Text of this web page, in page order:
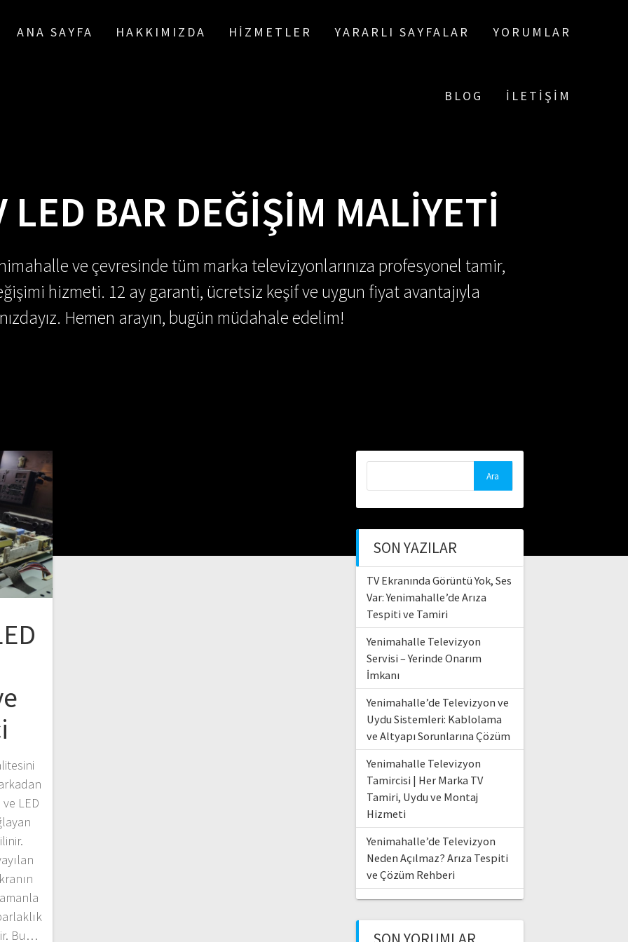
ANA SAYFA HAKKIMIZDA HIZMETLER YARARLI SAYFALAR YORUMLAR
BLOG İLETIŞIM
LED BAR DEĞIŞIM MALIYETI
ve çevresinde tüm marka televizyonlarınıza profesyonel tamir,
hizmeti. 12 ay garanti, ücretsiz keşif ve uygun fiyat avantajıyla
Hemen arayın, bugün müdahale edelim!
LED
Bu…
SON YAZILAR
TV Ekranında Görüntü Yok, Ses
Var: Yenimahalle’de Arıza
Tespiti ve Tamiri
Yenimahalle Televizyon
Servisi – Yerinde Onarım
İmkanı
Yenimahalle’de Televizyon ve
Uydu Sistemleri: Kablolama
ve Altyapı Sorunlarına Çözüm
Yenimahalle Televizyon
Tamircisi | Her Marka TV
Tamiri, Uydu ve Montaj
Hizmeti
Yenimahalle’de Televizyon
Neden Açılmaz? Arıza Tespiti
ve Çözüm Rehberi